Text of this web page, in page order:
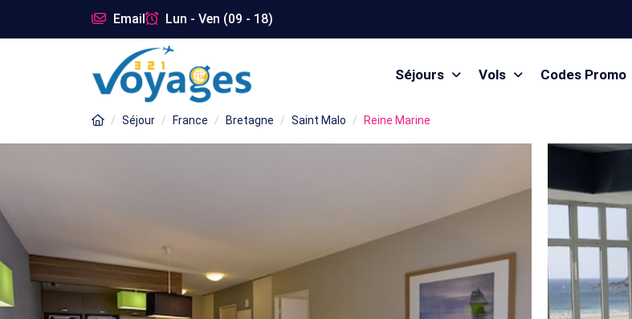
Email Lun - Ven (09 - 18)
Séjours Vols Codes Promo
Séjour France Bretagne Saint Malo Reine Marine